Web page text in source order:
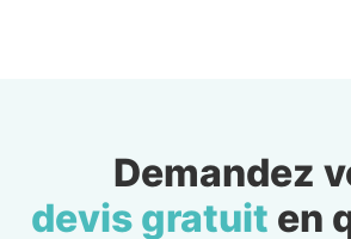
Demandez
devis gratuit en